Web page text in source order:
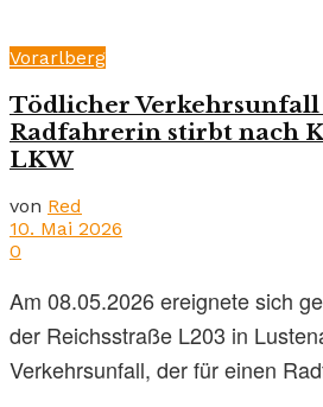
Vorarlberg
Tödlicher
Radfahrerin stirbt nach
LKW
von Red
10. Mai 2026
0
Am 08.05.2026 ereignete sich
der Reichsstraße L203 in
Verkehrsunfall, der für einen